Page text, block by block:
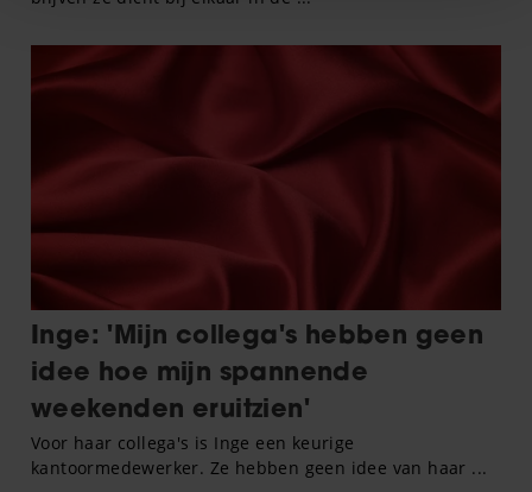
en om ons websiteverkeer te analyseren. Ook delen we
informatie over uw gebruik van onze site met onze
partners voor social media, adverteren en analyse. Deze
informatie die u aan ze heeft verstrekt of die ze hebben